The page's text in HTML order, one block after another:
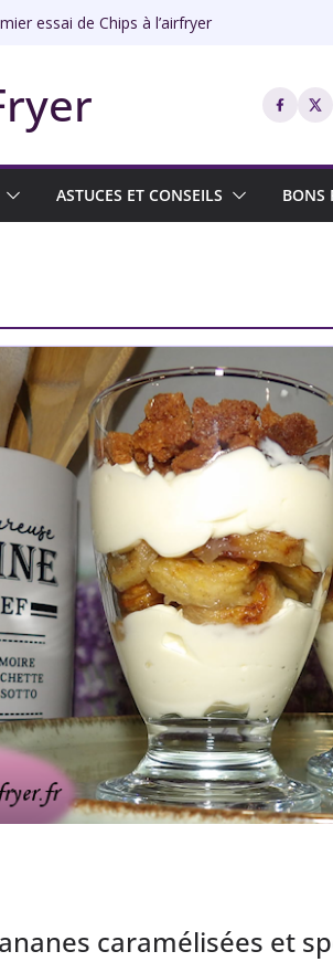
essai de Chips à l’airfryer
rôtis à l’airfryer
de galettes à l’airfryer
ASTUCES ET CONSEILS BONS
caramélisées et